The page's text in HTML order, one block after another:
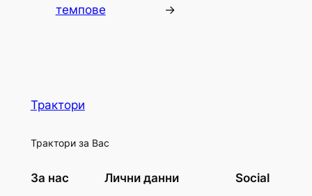
темпове
→
Трактори
Трактори за Вас
За нас Лични данни Social